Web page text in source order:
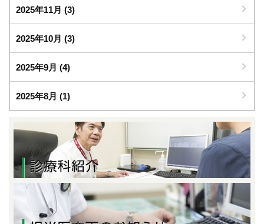
2025年11月 (3)
2025年10月 (3)
2025年9月 (4)
2025年8月 (1)